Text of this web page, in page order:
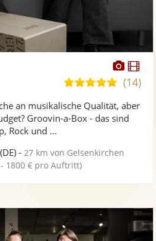
Fotos
5,0
5
(14)
an musikalische Qualität, aber
Groovin-a-Box - das sind
Rock und ...
(DE) - 27 km von Gelsenkirchen
- 1800 € pro Auftritt)